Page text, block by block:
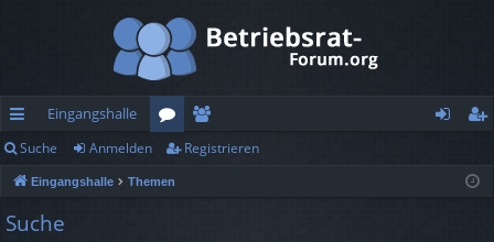
ch
ne
llz
Eingangshalle
or
en
itg
ist
Suche Anmelden Registrieren
Eingangshalle Themen
Suche